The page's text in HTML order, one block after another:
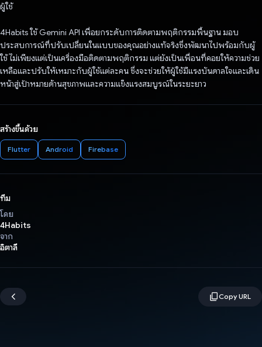
ผู้ใช้
4Habits ใช้ Gemini API เพื่อยกระดับการติดตามพฤติกรรมพื้นฐาน มอบ
ประสบการณ์ที่ปรับเปลี่ยนในแบบของคุณอย่างแท้จริงซึ่งพัฒนาไปพร้อมกับผู้
ใช้ ไม่เพียงแต่เป็นเครื่องมือติดตามพฤติกรรม แต่ยังเป็นเพื่อนที่คอยให้ความช่วย
เหลือและปรับให้เหมาะกับผู้ใช้แต่ละคน ซึ่งจะช่วยให้ผู้ใช้มีแรงบันดาลใจและเดิน
หน้าสู่เป้าหมายด้านสุขภาพและความแข็งแรงสมบูรณ์ในระยะยาว
สร้างขึ้นด้วย
Flutter Android Firebase
ทีม
โดย
4Habits
จาก
อิตาลี